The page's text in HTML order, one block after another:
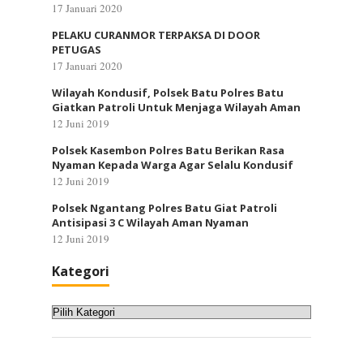
17 Januari 2020
PELAKU CURANMOR TERPAKSA DI DOOR
PETUGAS
17 Januari 2020
Wilayah Kondusif, Polsek Batu Polres Batu
Giatkan Patroli Untuk Menjaga Wilayah Aman
12 Juni 2019
Polsek Kasembon Polres Batu Berikan Rasa
Nyaman Kepada Warga Agar Selalu Kondusif
12 Juni 2019
Polsek Ngantang Polres Batu Giat Patroli
Antisipasi 3 C Wilayah Aman Nyaman
12 Juni 2019
Kategori
Kategori